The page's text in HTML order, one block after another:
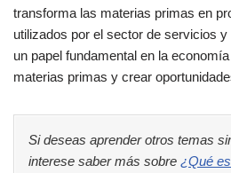
transforma las materias primas en
utilizados por el sector de servicios
un papel fundamental en la
materias primas y crear
Si deseas aprender otros temas
interese saber más sobre ¿Qué